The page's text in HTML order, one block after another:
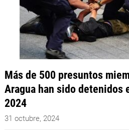
Más de 500 presuntos
Aragua han sido detenidos
2024
31 octubre, 2024